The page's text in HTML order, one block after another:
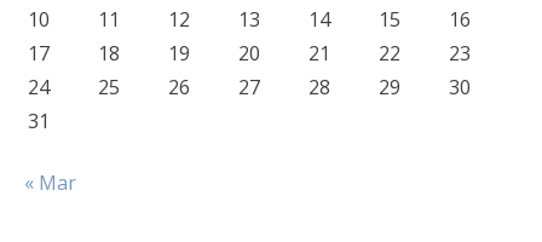
10
11 12 13 14 15
16
17
18 19 20 21 22
23
24
25 26 27 28 29
30
31
« Mar